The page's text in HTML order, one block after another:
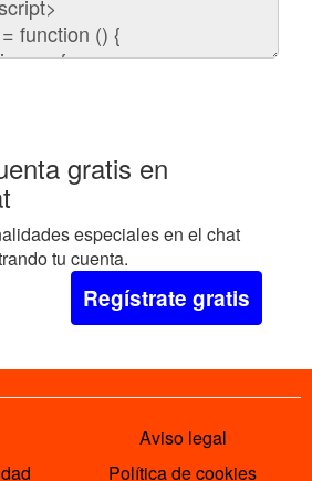
gratis en
especiales en el chat
tu cuenta.
Regístrate gratis
Aviso legal
Política de cookies